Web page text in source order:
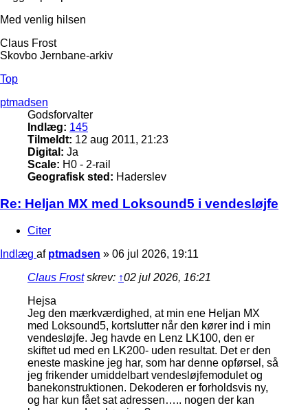
Med venlig hilsen
Claus Frost
Skovbo Jernbane-arkiv
Top
ptmadsen
Godsforvalter
Indlæg: 145
Tilmeldt: 12 aug 2011, 21:23
Digital: Ja
Scale: H0 - 2-rail
Geografisk sted: Haderslev
Re: Heljan MX med Loksound5 i vendesløjfe
Citer
Indlæg af ptmadsen » 06 jul 2026, 19:11
Claus Frostskrev: ↑02 jul 2026, 16:21
Hejsa
Jeg den mærkværdighed, at min ene Heljan MX
med Loksound5, kortslutter når den kører ind i min
vendesløjfe. Jeg havde en Lenz LK100, den er
skiftet ud med en LK200- uden resultat. Det er den
eneste maskine jeg har, som har denne opførsel, så
jeg frikender umiddelbart vendesløjfemodulet og
banekonstruktionen. Dekoderen er forholdsvis ny,
og har kun fået sat adressen….. nogen der kan